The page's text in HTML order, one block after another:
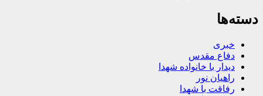
دسته‌ها
خبری
دفاع مقدس
دیدار با خانواده شهدا
راهیان نور
رفاقت با شهدا